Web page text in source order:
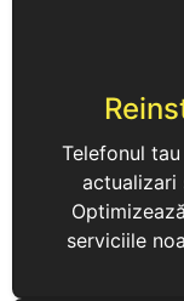
Telefonul
actualizari
serviciile